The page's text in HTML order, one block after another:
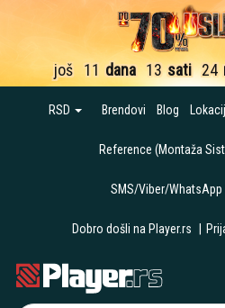
još 11 dana 13 sati 24
RSD Brendovi Blog
Reference (Montaža
SMS/Viber/WhatsApp
Dobro došli na Player.rs